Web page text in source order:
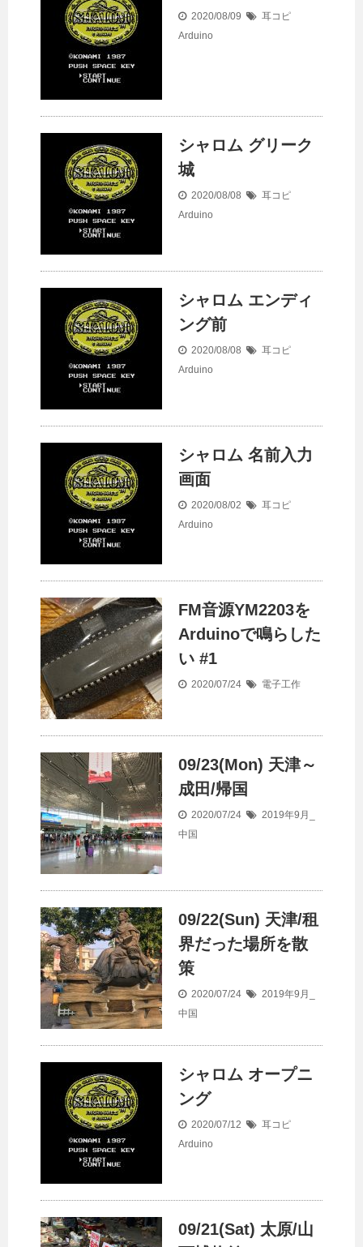
2020/08/09
耳コピ
Arduino
シャロム グリーク
城
2020/08/08
耳コピ
Arduino
シャロム エンディ
ング前
2020/08/08
耳コピ
Arduino
シャロム 名前入力
画面
2020/08/02
耳コピ
Arduino
FM音源YM2203を
Arduinoで鳴らした
い #1
2020/07/24 電子工作
09/23(Mon) 天津～
成田/帰国
2020/07/24
2019年9月_
中国
09/22(Sun) 天津/租
界だった場所を散
策
2020/07/24
2019年9月_
中国
シャロム オープニ
ング
2020/07/12
耳コピ
Arduino
09/21(Sat) 太原/山